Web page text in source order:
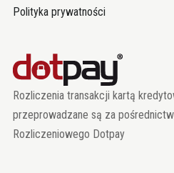
Polityka prywatności
Rozliczenia transakcji kartą
przeprowadzane są za
Rozliczeniowego Dotpay